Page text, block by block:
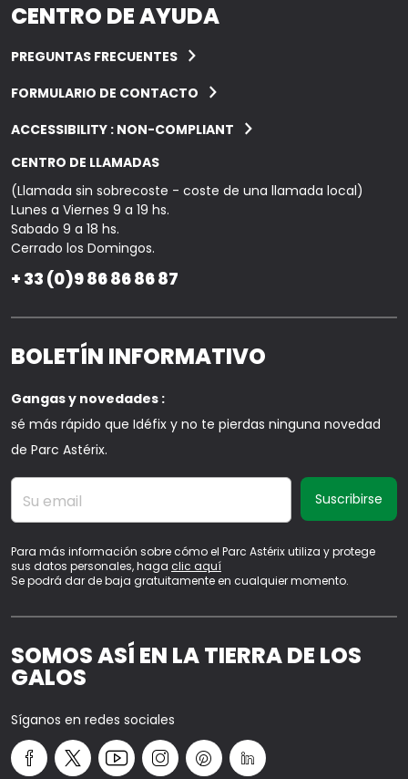
CENTRO DE AYUDA
PREGUNTAS FRECUENTES
FORMULARIO DE CONTACTO
ACCESSIBILITY : NON-COMPLIANT
CENTRO DE LLAMADAS
(Llamada sin sobrecoste - coste de una llamada local)
Lunes a Viernes 9 a 19 hs.
Sabado 9 a 18 hs.
Cerrado los Domingos.
+ 33 (0)9 86 86 86 87
SOMOS ASÍ EN LA TIERRA DE LOS
GALOS
Síganos en redes sociales
BOLETÍN INFORMATIVO
Gangas y novedades :
sé más rápido que Idéfix y no te pierdas ninguna novedad
de Parc Astérix.
Su email
Para más información sobre cómo el Parc Astérix utiliza y protege
sus datos personales, haga clic aquí
Se podrá dar de baja gratuitamente en cualquier momento.